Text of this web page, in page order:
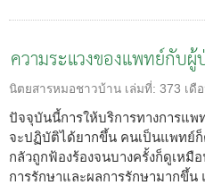
ความระแวงของแพทย์กับผู้
นิตยสารหมอชาวบ้าน เล่มที่: 373 เดื
ปัจจุบันนี้การให้บริการทางการแ
จะปฏิบัติได้ยากขึ้น คนเป็นแพทย์ก็
กลัวถูกฟ้องร้องจนบางครั้งก็ดูเหมือ
การรักษาและผลการรักษามากขึ้น